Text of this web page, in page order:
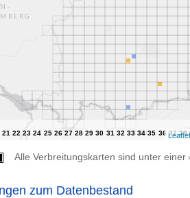
Leaflet
Alle Verbreitungskarten sind unter einer
zum Datenbestand